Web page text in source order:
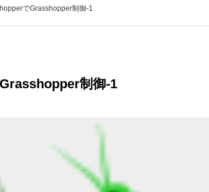
でGrasshopper制御-1
制御-1